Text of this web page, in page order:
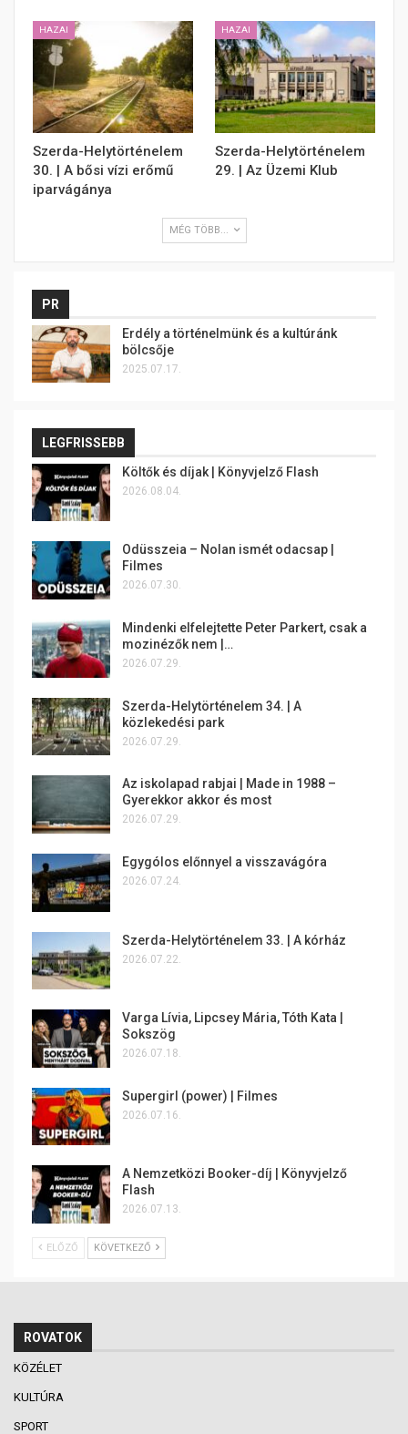
HAZAI
Szerda-Helytörténelem
30. | A bősi vízi erőmű
iparvágánya
HAZAI
Szerda-Helytörténelem
29. | Az Üzemi Klub
MÉG TÖBB...
PR
Erdély a történelmünk és a kultúránk
bölcsője
2025.07.17.
LEGFRISSEBB
Költők és díjak | Könyvjelző Flash
2026.08.04.
Odüsszeia – Nolan ismét odacsap |
Filmes
2026.07.30.
Mindenki elfelejtette Peter Parkert, csak a
mozinézők nem |…
2026.07.29.
Szerda-Helytörténelem 34. | A
közlekedési park
2026.07.29.
Az iskolapad rabjai | Made in 1988 –
Gyerekkor akkor és most
2026.07.29.
Egygólos előnnyel a visszavágóra
2026.07.24.
Szerda-Helytörténelem 33. | A kórház
2026.07.22.
Varga Lívia, Lipcsey Mária, Tóth Kata |
Sokszög
2026.07.18.
Supergirl (power) | Filmes
2026.07.16.
A Nemzetközi Booker-díj | Könyvjelző
Flash
2026.07.13.
ELŐZŐ KÖVETKEZŐ
ROVATOK
KÖZÉLET
KULTÚRA
SPORT